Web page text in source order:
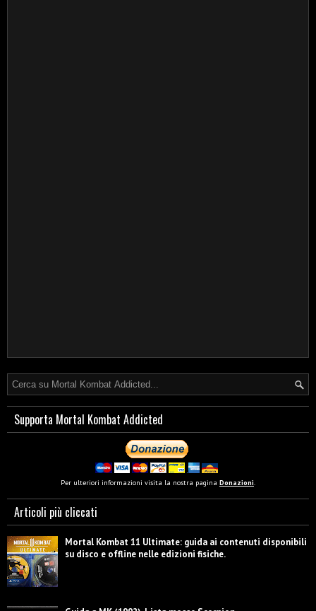
Supporta Mortal Kombat Addicted
Per ulteriori informazioni visita la nostra pagina Donazioni.
Articoli più cliccati
Mortal Kombat 11 Ultimate: guida ai contenuti disponibili
su disco e offline nelle edizioni fisiche.